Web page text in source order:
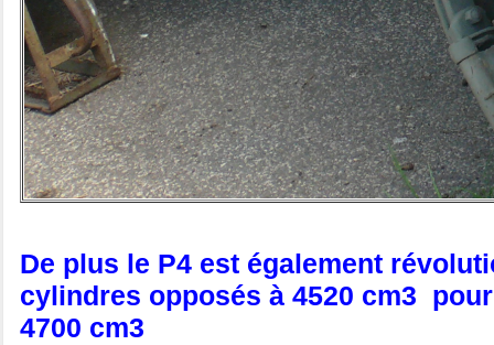
De plus le P4 est également
cylindres opposés à 4520 cm3
4700 cm3